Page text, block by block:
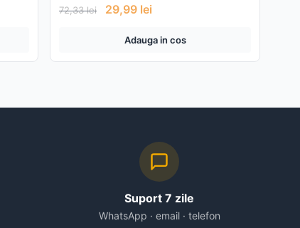
72,33lei 29,99 lei
Adauga in cos
Suport 7 zile
WhatsApp · email · telefon